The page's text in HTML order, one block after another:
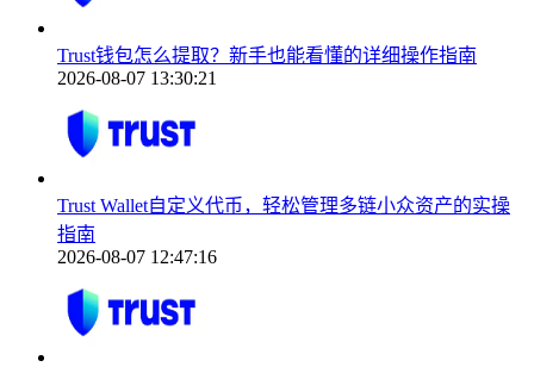
Trust钱包怎么提取？新手也能看懂的详细操作指南
2026-08-07 13:30:21
Trust Wallet自定义代币，轻松管理多链小众资产的实操
指南
2026-08-07 12:47:16